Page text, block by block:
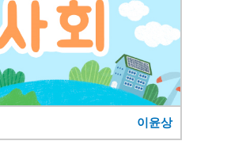
이윤상